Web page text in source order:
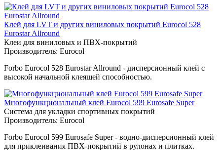
Клей для LVT и других виниловых покрытий Eurocol 528
Eurostar Allround
Клеи для виниловых и ПВХ-покрытий
Производитель: Eurocol
Forbo Eurocol 528 Eurostar Allround - дисперсионный клей с
высокой начальной клеящей способностью.
Многофункциональный клей Eurocol 599 Eurosafe Super
Система для укладки спортивных покрытий
Производитель: Eurocol
Forbo Eurocol 599 Eurosafe Super - водно-дисперсионный клей
для приклеивания ПВХ-покрытий в рулонах и плитках.